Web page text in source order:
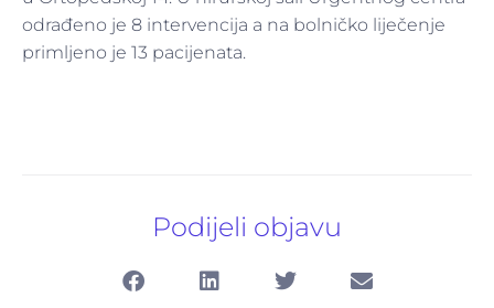
odrađeno je 8 intervencija a na bolničko liječenje
primljeno je 13 pacijenata.
Podijeli objavu